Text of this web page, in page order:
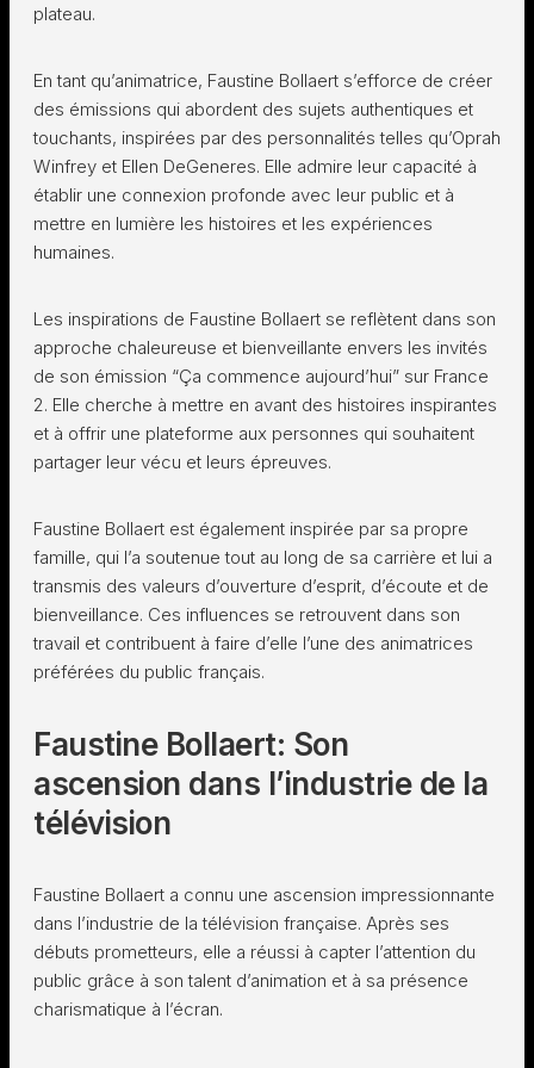
plateau.
En tant qu’animatrice, Faustine Bollaert s’efforce de créer
des émissions qui abordent des sujets authentiques et
touchants, inspirées par des personnalités telles qu’Oprah
Winfrey et Ellen DeGeneres. Elle admire leur capacité à
établir une connexion profonde avec leur public et à
mettre en lumière les histoires et les expériences
humaines.
Les inspirations de Faustine Bollaert se reflètent dans son
approche chaleureuse et bienveillante envers les invités
de son émission “Ça commence aujourd’hui” sur France
2. Elle cherche à mettre en avant des histoires inspirantes
et à offrir une plateforme aux personnes qui souhaitent
partager leur vécu et leurs épreuves.
Faustine Bollaert est également inspirée par sa propre
famille, qui l’a soutenue tout au long de sa carrière et lui a
transmis des valeurs d’ouverture d’esprit, d’écoute et de
bienveillance. Ces influences se retrouvent dans son
travail et contribuent à faire d’elle l’une des animatrices
préférées du public français.
Faustine Bollaert: Son
ascension dans l’industrie de la
télévision
Faustine Bollaert a connu une ascension impressionnante
dans l’industrie de la télévision française. Après ses
débuts prometteurs, elle a réussi à capter l’attention du
public grâce à son talent d’animation et à sa présence
charismatique à l’écran.